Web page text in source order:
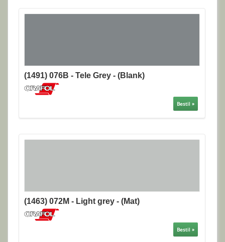
(1491) 076B - Tele Grey - (Blank)
Bestil »
(1463) 072M - Light grey - (Mat)
Bestil »